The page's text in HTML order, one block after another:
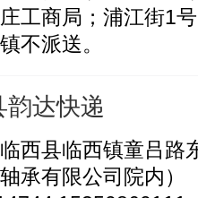
工商局；浦江街1
不派送。
达快递
西县临西镇童吕路
承有限公司院内）